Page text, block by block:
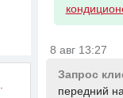
8 авг 13:27
Запрос
передний на